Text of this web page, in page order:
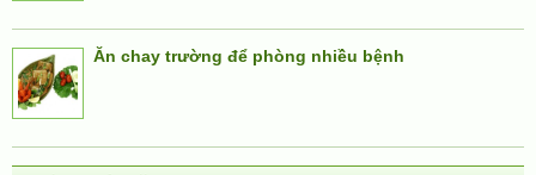
Ăn chay trường để phòng nhiều bệnh